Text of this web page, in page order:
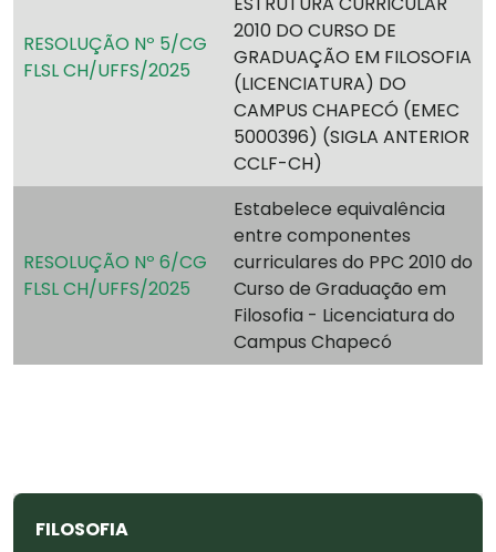
RESOLUÇÃO Nº 5/CG
FLSL CH/UFFS/2025
2010 DO CURSO DE
GRADUAÇÃO EM FILOSOFIA
(LICENCIATURA) DO
CAMPUS CHAPECÓ (EMEC
5000396) (SIGLA ANTERIOR
CCLF-CH)
RESOLUÇÃO Nº 6/CG
FLSL CH/UFFS/2025
Estabelece equivalência
entre componentes
curriculares do PPC 2010 do
Curso de Graduação em
Filosofia - Licenciatura do
Campus Chapecó
FILOSOFIA